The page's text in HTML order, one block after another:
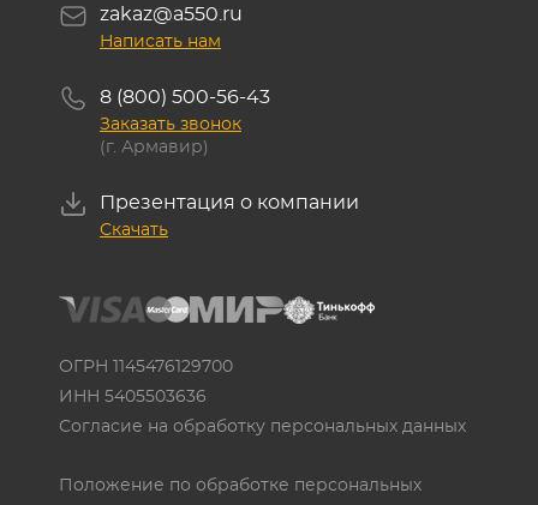
zakaz@a550.ru
Написать нам
8 (800) 500-56-43
Заказать звонок
(г. Армавир)
Презентация о компании
Скачать
ОГРН 1145476129700
ИНН 5405503636
Согласие на обработку персональных данных
Положение по обработке персональных